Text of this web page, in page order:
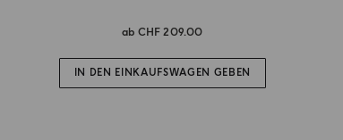
ab CHF 209.00
IN DEN EINKAUFSWAGEN GEBEN